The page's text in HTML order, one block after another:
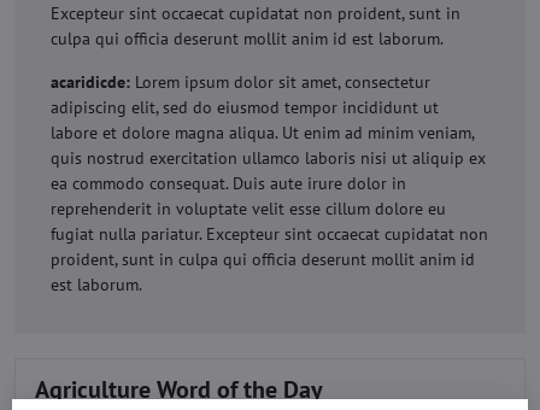
Excepteur sint occaecat cupidatat non proident, sunt in
culpa qui officia deserunt mollit anim id est laborum.
acaridicde: Lorem ipsum dolor sit amet, consectetur
adipiscing elit, sed do eiusmod tempor incididunt ut
labore et dolore magna aliqua. Ut enim ad minim veniam,
quis nostrud exercitation ullamco laboris nisi ut aliquip ex
ea commodo consequat. Duis aute irure dolor in
reprehenderit in voluptate velit esse cillum dolore eu
fugiat nulla pariatur. Excepteur sint occaecat cupidatat non
proident, sunt in culpa qui officia deserunt mollit anim id
est laborum.
Agriculture Word of the Day